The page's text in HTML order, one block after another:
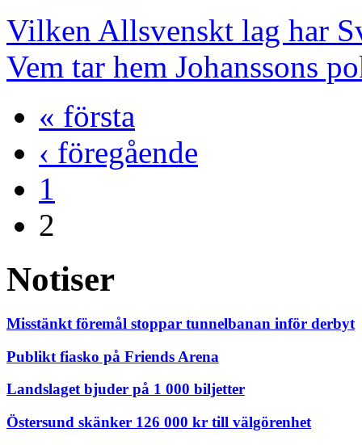
Vilken Allsvenskt lag har
Vem tar hem Johanssons
« första
‹ föregående
1
2
Notiser
Misstänkt föremål stoppar tunnelbanan inför derbyt
Publikt fiasko på Friends Arena
Landslaget bjuder på 1 000 biljetter
Östersund skänker 126 000 kr till välgörenhet